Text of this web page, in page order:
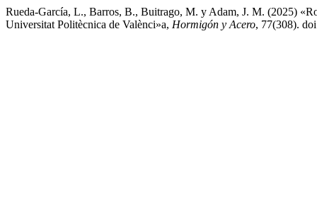
Rueda-García, L., Barros, B., Buitrago, M. y Adam, J. M. (2025)
Universitat Politècnica de Valènci»a, Hormigón y Acero, 77(308).